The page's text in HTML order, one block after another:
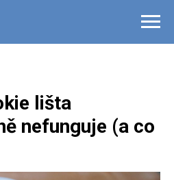
lišta
nefunguje (a co